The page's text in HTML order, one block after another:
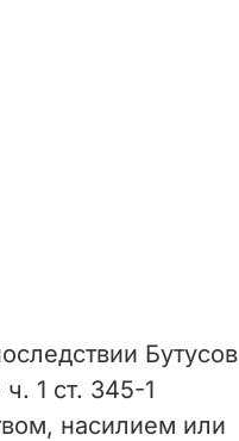
Бутусов
1 ст. 345-1
насилием или